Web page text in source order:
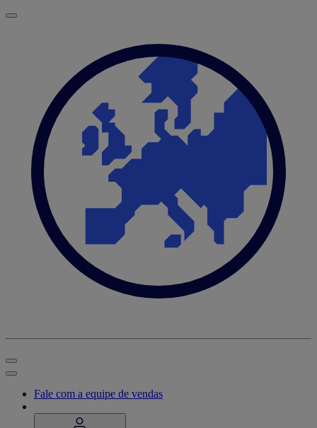
Fale com a equipe de vendas